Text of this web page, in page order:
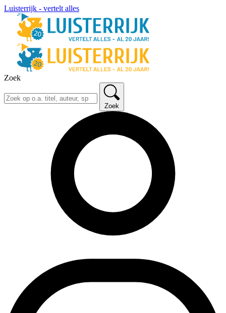
Luisterrijk - vertelt alles
Zoek
Zoek